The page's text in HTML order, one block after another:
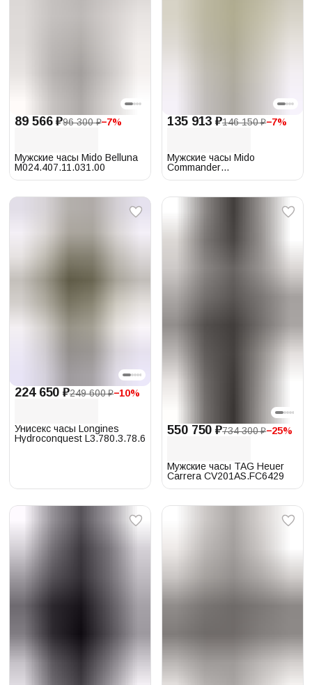
89 566 ₽96 300 ₽−7%
Мужские часы Mido Belluna
M024.407.11.031.00
135 913 ₽146 150 ₽−7%
Мужские часы Mido
Commander
224 650 ₽249 600 ₽−10%
Унисекс часы Longines
Hydroconquest L3.780.3.78.6
550 750 ₽734 300 ₽−25%
Мужские часы TAG Heuer
Carrera CV201AS.FC6429